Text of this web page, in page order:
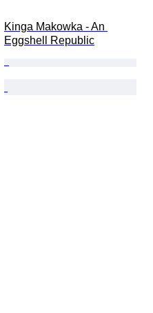
Kinga Makowka - An
Eggshell Republic